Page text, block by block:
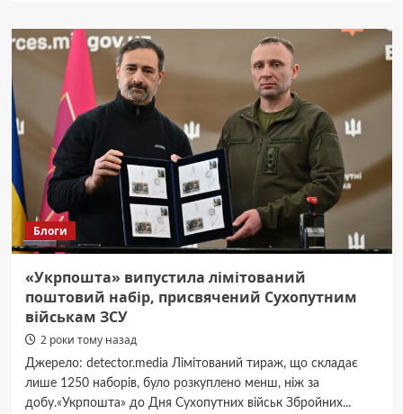
систем
видеонаблюдения:
какую
выбрать
для
вашего
объекта?
Блоги
«Укрпошта» випустила лімітований
поштовий набір, присвячений Сухопутним
військам ЗСУ
2 роки тому назад
Джерело: detector.media Лімітований тираж, що складає
лише 1250 наборів, було розкуплено менш, ніж за
добу.«Укрпошта» до Дня Сухопутних військ Збройних...